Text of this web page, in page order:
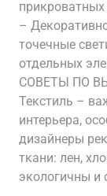
–
точечные
отдельных
СОВЕТЫ ПО
Текстиль –
интерьера,
дизайнеры
ткани: лен,
экологичны